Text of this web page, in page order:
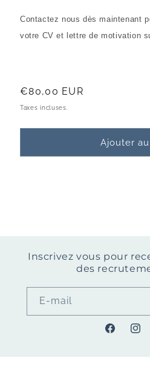
Contactez nous dès maintenant
votre CV et lettre de motivation
Prix
habituel
€80,00 EUR
Taxes incluses.
Ajouter
Inscrivez vous pour
des
E-mail
Facebook